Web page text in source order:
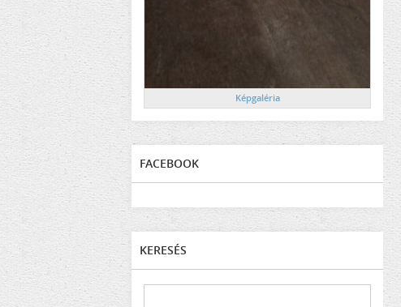
Képgaléria
FACEBOOK
KERESÉS